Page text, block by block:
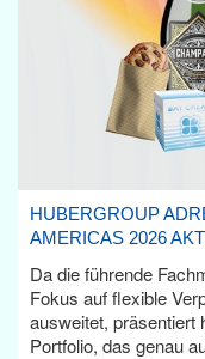
HUBERGROUP
AMERICAS 2026
Da die führende
Fokus auf flexible
ausweitet, präsentiert
Portfolio, das genau